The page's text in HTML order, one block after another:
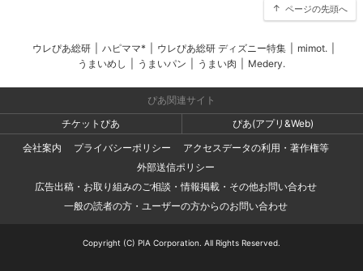
ページの先頭へ
ウレぴあ総研 ハピママ* ウレぴあ総研 ディズニー特集 mimot.
うまいめし
うまいパン うまい肉 Medery.
ぴあ関連サイト
チケットぴあ
ぴあ(アプリ&Web)
会社案内
プライバシーポリシー
アクセスデータの利用・著作権等
外部送信ポリシー
広告出稿・お取り組みのご相談・情報掲載・その他お問い合わせ
一般の読者の方・ユーザーの方からのお問い合わせ
Copyright (C) PIA Corporation. All Rights Reserved.